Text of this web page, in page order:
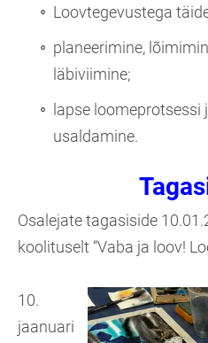
Loovtegevustega
planeerimine,
läbiviimine;
lapse loomeprotsessi
usaldamine.
Osalejate tagasiside
koolituselt “Vaba ja loov!
10.​
jaanuari